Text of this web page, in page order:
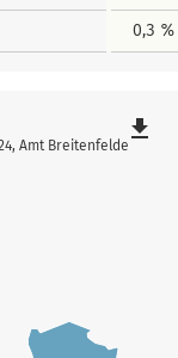
0,3 %
Amt Breitenfelde
file_download